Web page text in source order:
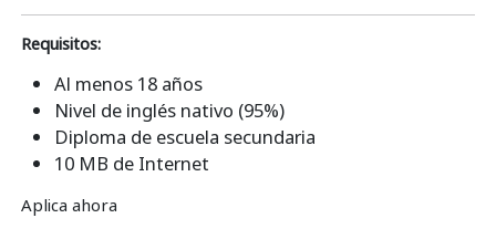
Requisitos:
Al menos 18 años
Nivel de inglés nativo (95%)
Diploma de escuela secundaria
10 MB de Internet
Aplica ahora